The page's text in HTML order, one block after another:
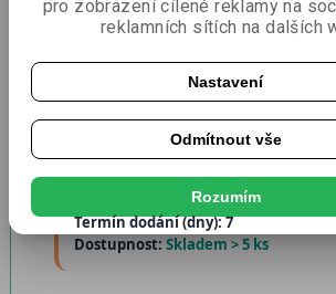
82038-BL
Termín dodání (dny): 7
Dostupnost: Skladem > 5 ks
pro zobrazení cílené reklamy na
reklamních sítích na dalších
Nastavení
Odmítnout vše
Rozumím